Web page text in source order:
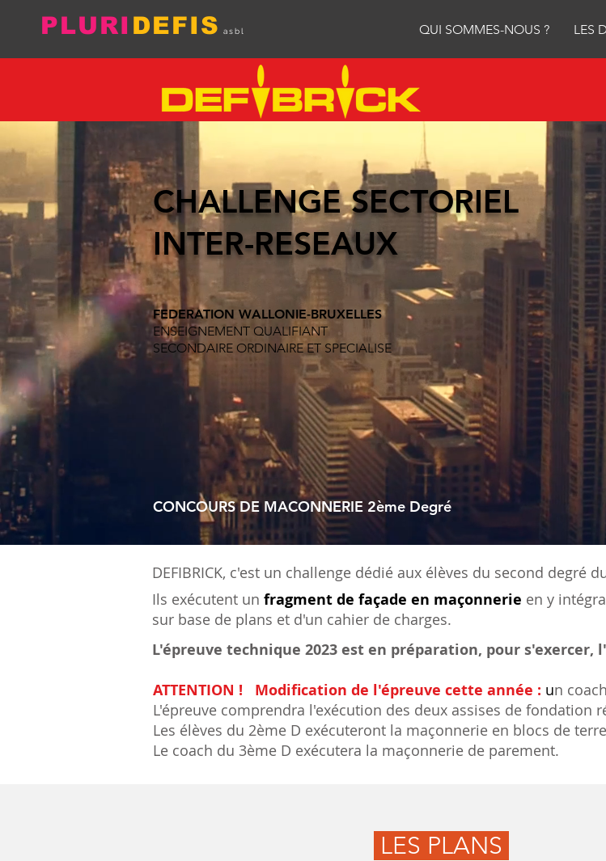
PLURI DEFIS asbl QUI SOMMES-NOUS ? LES
CHALLENGE SECTORIEL
INTER-RESEAUX
FEDERATION WALLONIE-BRUXELLES
ENSEIGNEMENT QUALIFIANT
SECONDAIRE ORDINAIRE ET SPECIALISE
CONCOURS DE MACONNERIE 2ème Degré
DEFIBRICK, c'est un challenge dédié aux élèves du second degré
Ils exécutent un fragment de façade en maçonnerie en y
sur base de plans et d'un cahier de charges.
L'épreuve technique 2023 est en préparation, pour s'exercer,
ATTENTION ! Modification de l'épreuve cette année : un
L'épreuve comprendra l'exécution des deux assises de fondation
Les élèves du 2ème D exécuteront la maçonnerie en blocs de
Le coach du 3ème D exécutera la maçonnerie de parement.
LES PLANS